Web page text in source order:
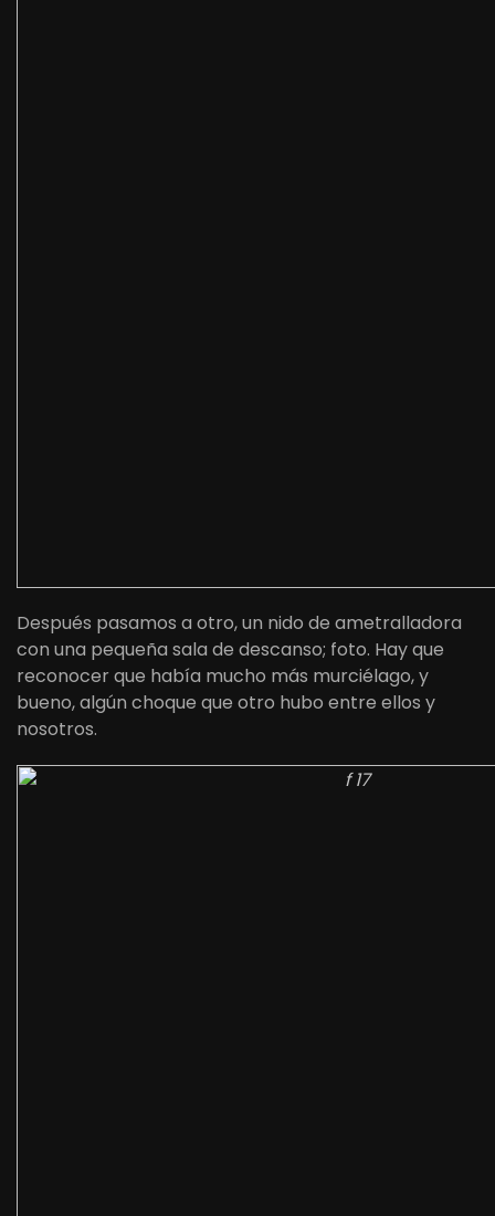
Después pasamos a otro, un nido de ametralladora
con una pequeña sala de descanso; foto. Hay que
reconocer que había mucho más murciélago, y
bueno, algún choque que otro hubo entre ellos y
nosotros.